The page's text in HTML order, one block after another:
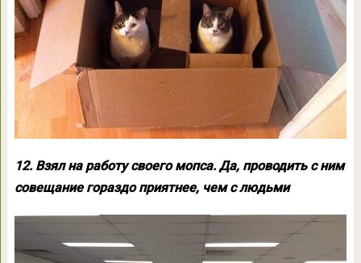
12. Взял на работу своего мопса. Да, проводить с ним
совещание гораздо приятнее, чем с людьми